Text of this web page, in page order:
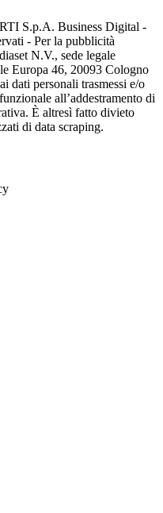
RTI S.p.A. Business Digital -
- Per la pubblicità
N.V., sede legale
Europa 46, 20093 Cologno
dati personali trasmessi e/o
all’addestramento di
È altresì fatto divieto
di data scraping.